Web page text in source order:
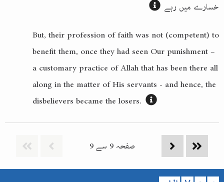
خسارے میں رہے
But, their profession of faith was not (competent) to
benefit them, once they had seen Our punishment –
a customary practice of Allah that has been there all
along in the matter of His servants - and hence, the
disbelievers became the losers.
صفحہ9 سے 9